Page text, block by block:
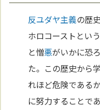
反ユダヤ主義の歴
ホロコーストとい
と憎悪がいかに恐
た。この歴史から
れほど危険である
に努力することで